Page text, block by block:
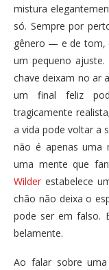
mistura
só. Sempre por
gênero — e de tom,
um pequeno
chave deixam no ar
um final feliz
tragicamente
a vida pode voltar a
não é apenas uma
uma mente que
Wilder estabelece
chão não deixa o
pode ser em falso.
belamente.
Ao falar sobre